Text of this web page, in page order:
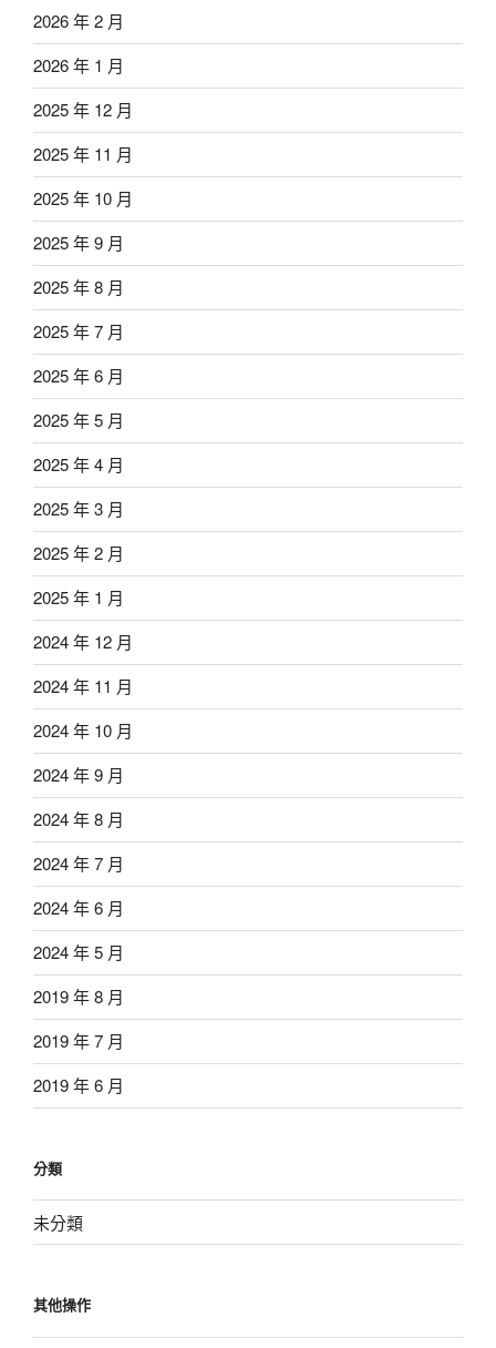
2026 年 2 月
2026 年 1 月
2025 年 12 月
2025 年 11 月
2025 年 10 月
2025 年 9 月
2025 年 8 月
2025 年 7 月
2025 年 6 月
2025 年 5 月
2025 年 4 月
2025 年 3 月
2025 年 2 月
2025 年 1 月
2024 年 12 月
2024 年 11 月
2024 年 10 月
2024 年 9 月
2024 年 8 月
2024 年 7 月
2024 年 6 月
2024 年 5 月
2019 年 8 月
2019 年 7 月
2019 年 6 月
分類
未分類
其他操作